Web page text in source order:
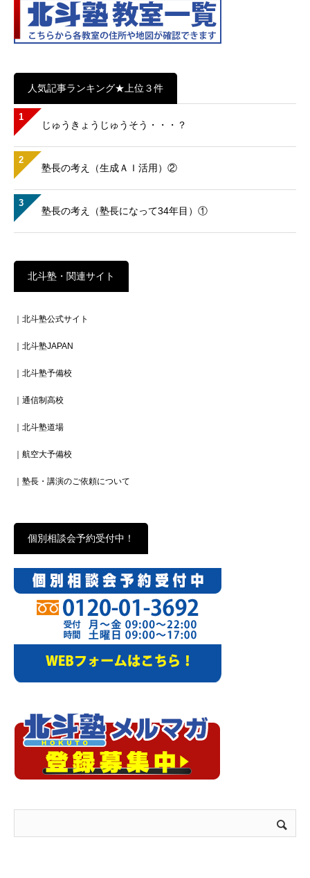
人気記事ランキング★上位３件
1
じゅうきょうじゅうそう・・・？
2
塾長の考え（生成ＡＩ活用）②
3
塾長の考え（塾長になって34年目）①
北斗塾・関連サイト
｜北斗塾公式サイト
｜北斗塾JAPAN
｜北斗塾予備校
｜通信制高校
｜北斗塾道場
｜航空大予備校
｜塾長・講演のご依頼について
個別相談会予約受付中！